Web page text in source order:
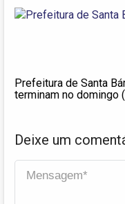
Prefeitura de Santa
terminam no domingo
Deixe um